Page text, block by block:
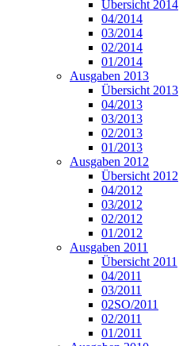
Übersicht 2014
04/2014
03/2014
02/2014
01/2014
Ausgaben 2013
Übersicht 2013
04/2013
03/2013
02/2013
01/2013
Ausgaben 2012
Übersicht 2012
04/2012
03/2012
02/2012
01/2012
Ausgaben 2011
Übersicht 2011
04/2011
03/2011
02SO/2011
02/2011
01/2011